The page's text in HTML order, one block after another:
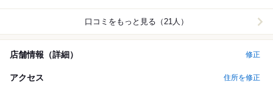
口コミをもっと見る（21人）
店舗情報（詳細） 修正
アクセス 住所を修正